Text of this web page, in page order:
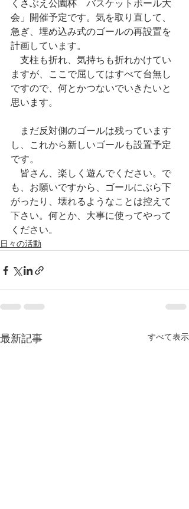
くさぶえ公園杯　バスケットボール大
会」開催予定です。気を取り直して、
急ぎ、埋め込み式のゴールの再設置を
計画しています。
支柱も折れ、気持ちも折れかけてい
ますが、ここで屈してはすべて台無し
ですので、何とかつないでいきたいと
思います。
まだ反対側のゴールは残っています
し、これから新しいゴールも設置予定
です。
皆さん、楽しく遊んでください。で
も、お願いですから、ゴールにぶら下
がったり、壊れるようなことは控えて
下さい。何とか、大事に使ってやって
ください。
日々の活動
最新記事 すべて表示